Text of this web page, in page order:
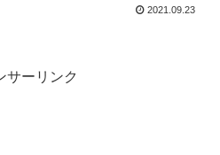
2021.09.23
サーリンク